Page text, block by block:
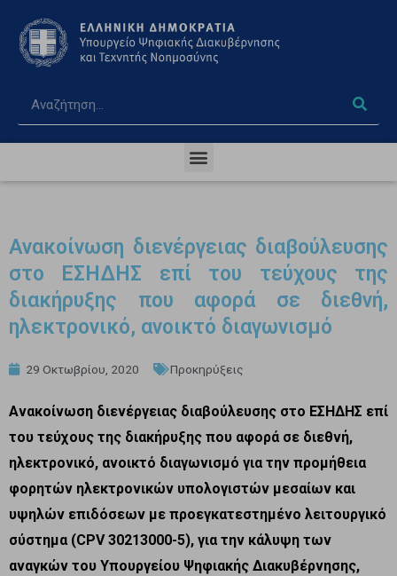
Ανακοίνωση διενέργειας διαβούλευσης
στο ΕΣΗΔΗΣ επί του τεύχους της
διακήρυξης που αφορά σε διεθνή,
ηλεκτρονικό, ανοικτό διαγωνισμό
29 Οκτωβρίου, 2020 Προκηρύξεις
Ανακοίνωση διενέργειας διαβούλευσης στο ΕΣΗΔΗΣ επί
του τεύχους της διακήρυξης που αφορά σε διεθνή,
ηλεκτρονικό, ανοικτό διαγωνισμό για την προμήθεια
φορητών ηλεκτρονικών υπολογιστών μεσαίων και
υψηλών επιδόσεων με προεγκατεστημένο λειτουργικό
σύστημα (CPV 30213000-5), για την κάλυψη των
αναγκών του Υπουργείου Ψηφιακής Διακυβέρνησης,